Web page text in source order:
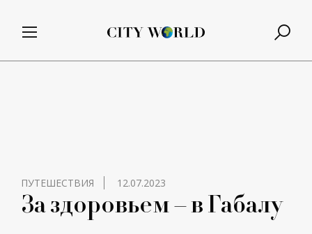
ПУТЕШЕСТВИЯ 12.07.2023
За здоровьем – в Габалу